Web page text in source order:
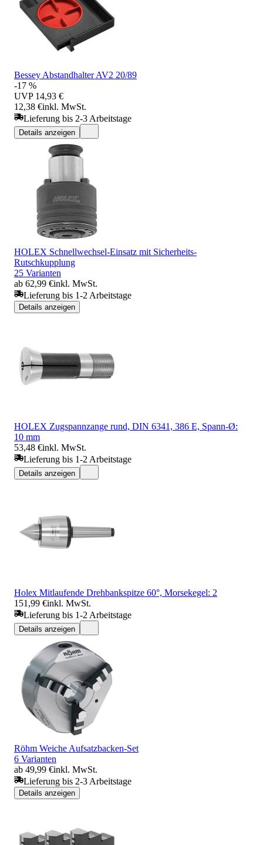
Bessey Abstandhalter AV2 20/89
-17 %
UVP 14,93 €
12,38 €inkl. MwSt.
Lieferung bis 2-3 Arbeitstage
Details anzeigen
HOLEX Schnellwechsel-Einsatz mit Sicherheits-
Rutschkupplung
25 Varianten
ab 62,99 €inkl. MwSt.
Lieferung bis 1-2 Arbeitstage
Details anzeigen
HOLEX Zugspannzange rund, DIN 6341, 386 E, Spann-Ø:
10 mm
53,48 €inkl. MwSt.
Lieferung bis 1-2 Arbeitstage
Details anzeigen
Holex Mitlaufende Drehbankspitze 60°, Morsekegel: 2
151,99 €inkl. MwSt.
Lieferung bis 1-2 Arbeitstage
Details anzeigen
Röhm Weiche Aufsatzbacken-Set
6 Varianten
ab 49,99 €inkl. MwSt.
Lieferung bis 2-3 Arbeitstage
Details anzeigen